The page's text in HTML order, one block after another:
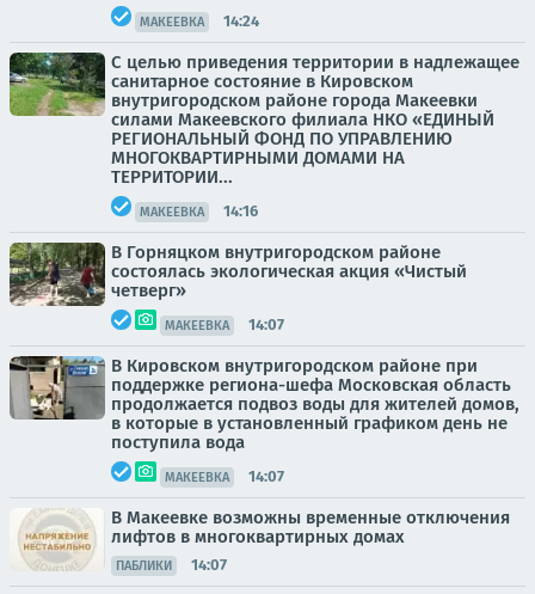
МАКЕЕВКА 14:24
С целью приведения территории в надлежащее
санитарное состояние в Кировском
внутригородском районе города Макеевки
силами Макеевского филиала НКО «ЕДИНЫЙ
РЕГИОНАЛЬНЫЙ ФОНД ПО УПРАВЛЕНИЮ
МНОГОКВАРТИРНЫМИ ДОМАМИ НА
ТЕРРИТОРИИ...
МАКЕЕВКА 14:16
В Горняцком внутригородском районе
состоялась экологическая акция «Чистый
четверг»
МАКЕЕВКА 14:07
В Кировском внутригородском районе при
поддержке региона-шефа Московская область
продолжается подвоз воды для жителей домов,
в которые в установленный графиком день не
поступила вода
МАКЕЕВКА 14:07
В Макеевке возможны временные отключения
лифтов в многоквартирных домах
ПАБЛИКИ 14:07